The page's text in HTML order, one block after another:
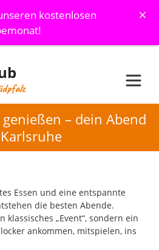
kostenlosen
×
– dein Abend
Essen und eine entspannte
die besten Abende.
klassisches „Event“, sondern ein
ankommen, mitspielen, ins